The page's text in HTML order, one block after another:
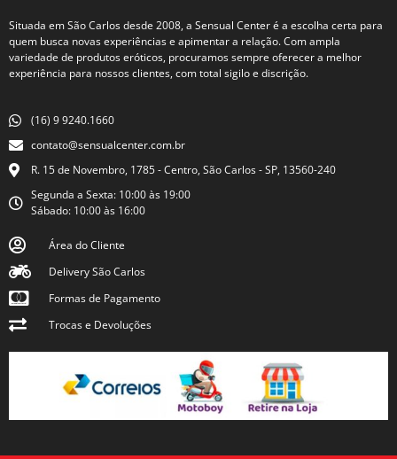
Situada em São Carlos desde 2008, a Sensual Center é a escolha certa para
quem busca novas experiências e apimentar a relação. Com ampla
variedade de produtos eróticos, procuramos sempre oferecer a melhor
experiência para nossos clientes, com total sigilo e discrição.
(16) 9 9240.1660
contato@sensualcenter.com.br
R. 15 de Novembro, 1785 - Centro, São Carlos - SP, 13560-240
Segunda a Sexta: 10:00 às 19:00
Sábado: 10:00 às 16:00
Área do Cliente
Delivery São Carlos
Formas de Pagamento
Trocas e Devoluções